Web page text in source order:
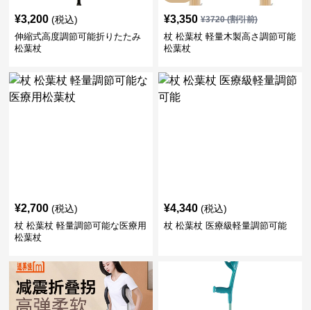
¥3,200 (税込)
伸縮式高度調節可能折りたたみ
松葉杖
¥3,350 ¥3720(割引前)
杖 松葉杖 軽量木製高さ調節可能
松葉杖
¥2,700 (税込)
杖 松葉杖 軽量調節可能な医療用
松葉杖
¥4,340 (税込)
杖 松葉杖 医療級軽量調節可能